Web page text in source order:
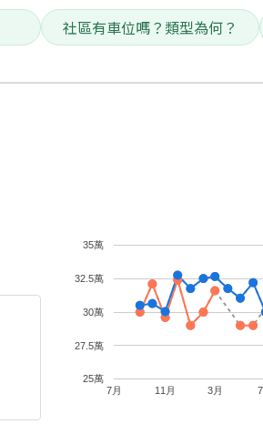
社區有車位嗎？類型為何？
7月 11月 3月
25萬
27.5萬
30萬
32.5萬
35萬